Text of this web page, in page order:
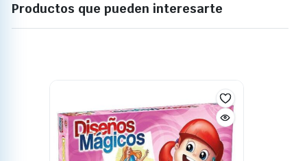
Productos que pueden interesarte